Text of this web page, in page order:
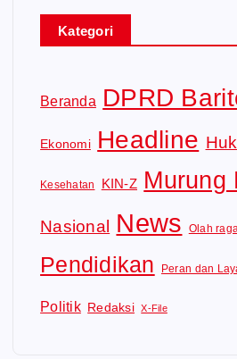
Kategori
Beranda DPRD
Ekonomi Headline
Kesehatan KIN-Z Murung
Nasional News Olah
Pendidikan Peran dan
Politik Redaksi X-File